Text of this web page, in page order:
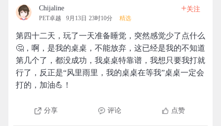
Chijaline
PET卓越 9月13日 23时10分 精选
+关注
第四十二天，玩了一天准备睡觉，突然感觉少了点什么
🤔，啊，是我的桌桌，不能放弃，这已经是我的不知道
第几个了，都没成功，我桌桌特靠谱，我想只要我打就
行了，反正是“风里雨里，我的桌桌在等我”桌桌一定会
打的，加油💪！
分享 评论 点赞